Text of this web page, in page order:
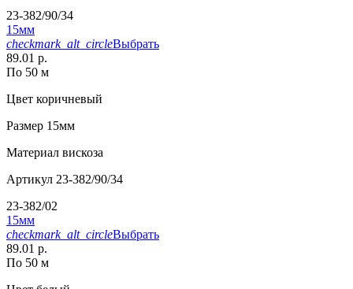
23-382/90/34
15мм
checkmark_alt_circleВыбрать
89.01 р.
По 50 м
Цвет коричневый
Размер 15мм
Материал вискоза
Артикул 23-382/90/34
23-382/02
15мм
checkmark_alt_circleВыбрать
89.01 р.
По 50 м